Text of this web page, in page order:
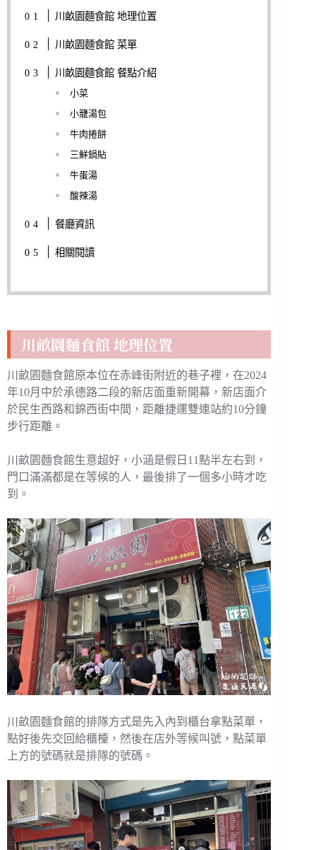
川畝園麵食館 地理位置
川畝園麵食館 菜單
川畝園麵食館 餐點介紹
小菜
小籠湯包
牛肉捲餅
三鮮鍋貼
牛蛋湯
酸辣湯
餐廳資訊
相關閱讀
川畝園麵食館 地理位置
川畝園麵食館原本位在赤峰街附近的巷子裡，在2024
年10月中於承德路二段的新店面重新開幕，新店面介
於民生西路和錦西街中間，距離捷運雙連站約10分鐘
步行距離。
川畝園麵食館生意超好，小涵是假日11點半左右到，
門口滿滿都是在等候的人，最後排了一個多小時才吃
到。
川畝園麵食館的排隊方式是先入內到櫃台拿點菜單，
點好後先交回給櫃檯，然後在店外等候叫號，點菜單
上方的號碼就是排隊的號碼。